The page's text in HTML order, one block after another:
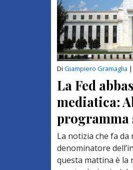
Di Giampiero Gramaglia |
La Fed
mediatica:
programma
La notizia che fa da
denominatore
questa mattina è la